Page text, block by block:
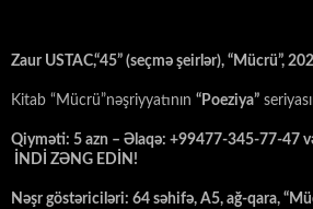
Zaur USTAC,“45” (seçmə şeirlər), “Mücrü”,
Kitab “Mücrü”nəşriyyatının “Poeziya”
Qiyməti: 5 azn – Əlaqə: +99477-345-77-47
İNDİ ZƏNG EDİN!
Nəşr göstəriciləri: 64 səhifə, A5, ağ-qara,